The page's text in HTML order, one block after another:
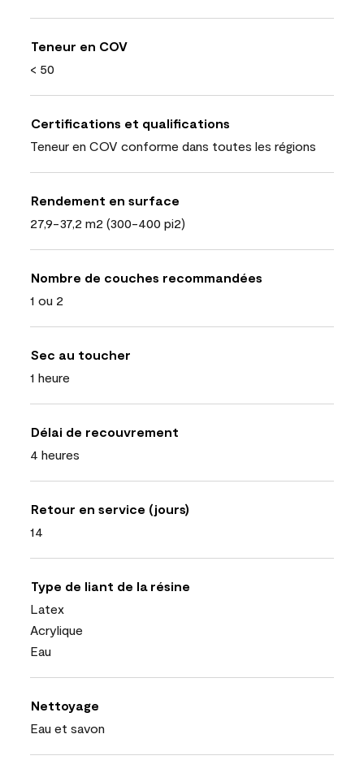
Teneur en COV
< 50
Certifications et qualifications
Teneur en COV conforme dans toutes les régions
Rendement en surface
27,9-37,2 m2 (300-400 pi2)
Nombre de couches recommandées
1 ou 2
Sec au toucher
1 heure
Délai de recouvrement
4 heures
Retour en service (jours)
14
Type de liant de la résine
Latex
Acrylique
Eau
Nettoyage
Eau et savon